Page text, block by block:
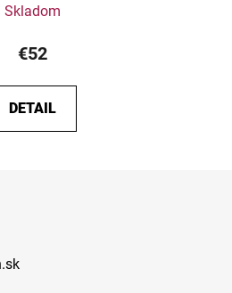
Skladom
€52
DETAIL